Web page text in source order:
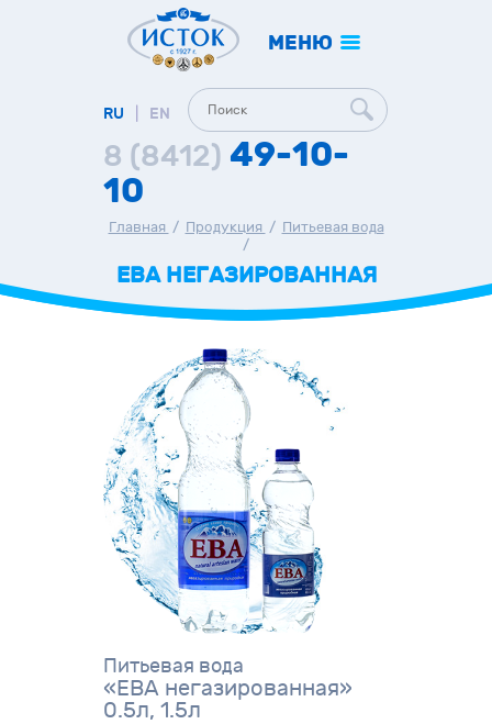
МЕНЮ
8 (8412) 49-10-
10
RU EN
Главная / Продукция / Питьевая вода
/
ЕВА НЕГАЗИРОВАННАЯ
Питьевая вода
«ЕВА негазированная»
0.5л, 1.5л